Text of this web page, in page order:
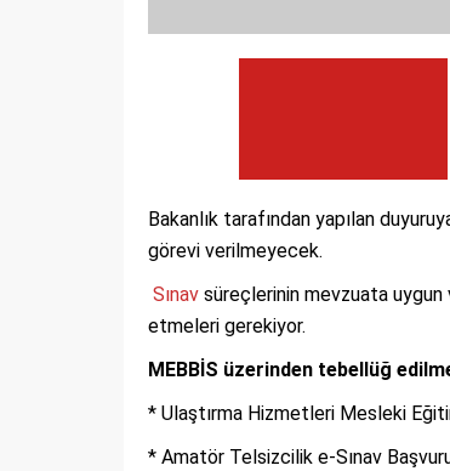
Bakanlık tarafından yapılan
görevi verilmeyecek.
Sınav süreçlerinin mevzuata
etmeleri gerekiyor.
MEBBİS üzerinden tebellüğ
* Ulaştırma Hizmetleri Mesleki
* Amatör Telsizcilik e-Sınav